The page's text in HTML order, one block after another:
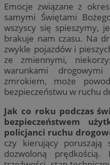
Emocje związane z
samymi Świętami
wszyscy się spieszymy,
brakuje nam czasu. Na
zwykle pojazdów i
ze zmiennymi,
warunkami
zmrokiem, może
bezpieczeństwu w ruchu
Jak co roku podczas
bezpieczeństwem
policjanci ruchu
czy kierujący
dozwoloną